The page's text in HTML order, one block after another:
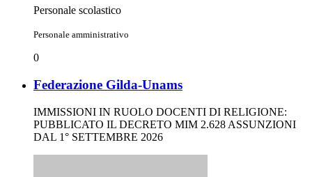
Personale scolastico
Personale amministrativo
0
Federazione Gilda-Unams
IMMISSIONI IN RUOLO DOCENTI DI RELIGIONE:
PUBBLICATO IL DECRETO MIM 2.628 ASSUNZIONI
DAL 1° SETTEMBRE 2026